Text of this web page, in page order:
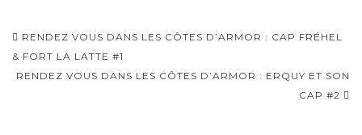
Navigation
d'article
RENDEZ VOUS DANS LES CÔTES D’ARMOR : CAP FRÉHEL
& FORT LA LATTE #1
RENDEZ VOUS DANS LES CÔTES D’ARMOR : ERQUY ET SON
CAP #2